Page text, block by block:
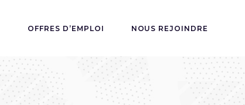
OFFRES D’EMPLOI NOUS REJOINDRE